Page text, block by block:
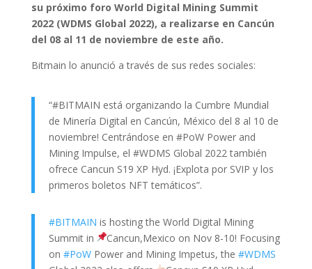
su próximo foro World Digital Mining Summit
2022 (WDMS Global 2022), a realizarse en Cancún
del 08 al 11 de noviembre de este año.
Bitmain lo anunció a través de sus redes sociales:
“#BITMAIN está organizando la Cumbre Mundial
de Minería Digital en Cancún, México del 8 al 10 de
noviembre! Centrándose en #PoW Power and
Mining Impulse, el #WDMS Global 2022 también
ofrece Cancun S19 XP Hyd. ¡Explota por SVIP y los
primeros boletos NFT temáticos”.
#BITMAIN is hosting the World Digital Mining
Summit in
Cancun,Mexico on Nov 8-10! Focusing
on #PoWPower and Mining Impetus, the #WDMS